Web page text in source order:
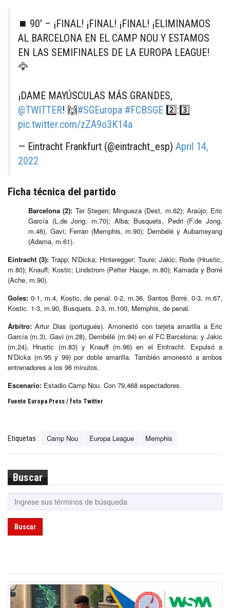
⏹️ 90' – ¡FINAL! ¡FINAL! ¡FINAL! ¡ELIMINAMOS
AL BARCELONA EN EL CAMP NOU Y ESTAMOS
EN LAS SEMIFINALES DE LA EUROPA LEAGUE!
🦅
¡DAME MAYÚSCULAS MÁS GRANDES,
@TWITTER! 🙌#SGEuropa #FCBSGE 2️⃣:3️⃣
pic.twitter.com/zZA9o3K14a
— Eintracht Frankfurt (@eintracht_esp) April 14,
2022
Ficha técnica del partido
Barcelona (2): Ter Stegen; Mingueza (Dest, m.62); Araújo; Eric
García (L.de Jong, m.70); Alba; Busquets, Pedri (F.de Jong,
m.46), Gavi; Ferran (Memphis, m.90); Dembélé y Aubameyang
(Adama, m.61).
Eintracht (3):Trapp; N’Dicka; Hinteregger; Toure; Jakic; Rode (Hrustic,
m.80); Knauff; Kostic; Lindstrom (Petter Hauge, m.80); Kamada y Borré
(Ache, m.90).
Goles: 0-1, m.4, Kostic, de penal. 0-2, m.36, Santos Borré. 0-3, m.67,
Kostic. 1-3, m.90, Busquets. 2-3, m.100, Memphis, de penal.
Árbitro: Artur Dias (portugués). Amonestó con tarjeta amarilla a Eric
García (m.3), Gavi (m.28), Dembélé (m.94) en el FC Barcelona; y Jakic
(m.24), Hrustic (m.83) y Knauff (m.96) en el Eintracht. Expulsó a
N’Dicka (m.95 y 99) por doble amarilla. También amonestó a ambos
entrenadores a los 96 minutos.
Escenario: Estadio Camp Nou. Con 79,468 espectadores.
Fuente Europa Press / foto Twitter
Etiquetas : Camp Nou Europa League Memphis
Buscar
Buscar